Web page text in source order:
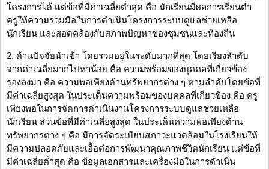
โครงการได้ แต่ข้อที่มีค่าเฉลี่ยต่ำสุด คือ นักเรียนมีผลการเรียนต่ำ
ครูให้ความร่วมมือในการดำเนินโครงการระบบดูแลช่วยเหลือ
นักเรียน และสอดคล้องกับสภาพปัญหาของชุมชนและท้องถิ่น
2. ด้านปัจจัยนำเข้า โดยรวมอยู่ในระดับมากที่สุด โดยเรียงลำดับ
จากค่าเฉลี่ยมากไปหาน้อย คือ ความพร้อมของบุคคลที่เกี่ยวข้อง
รองลงมา คือ ความพอเพียงด้านทรัพยากรต่าง ๆ ตามลำดับโดยข้อที่
มีค่าเฉลี่ยสูงสุด ในประเด็นความพร้อมของบุคคลที่เกี่ยวข้อง คือ ครู
เพียงพอในการจัดการดำเนินงานโครงการระบบดูแลช่วยเหลือ
นักเรียน ส่วนข้อที่มีค่าเฉลี่ยสูงสุด ในประเด็นความพอเพียงด้าน
ทรัพยากรต่าง ๆ คือ มีการจัดระเบียบสภาวะแวดล้อมในโรงเรียนให้
มีความปลอดภัยและเอื้อต่อการพัฒนาคุณภาพชีวิตนักเรียน แต่ข้อที่
มีค่าเฉลี่ยต่ำสุด คือ ข้อมูลเอกสารและเครื่องมือในการดำเนิน